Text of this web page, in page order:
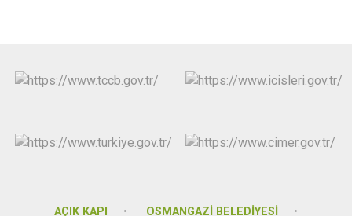
AÇIK KAPI OSMANGAZİ BELEDİYESİ